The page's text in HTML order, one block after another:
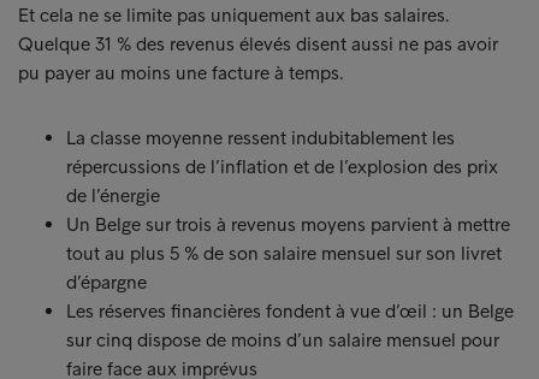
Et cela ne se limite pas uniquement aux bas salaires.
Quelque 31 % des revenus élevés disent aussi ne pas avoir
pu payer au moins une facture à temps.
La classe moyenne ressent indubitablement les
répercussions de l’inflation et de l’explosion des prix
de l’énergie
Un Belge sur trois à revenus moyens parvient à mettre
tout au plus 5 % de son salaire mensuel sur son livret
d’épargne
Les réserves financières fondent à vue d’œil : un Belge
sur cinq dispose de moins d’un salaire mensuel pour
faire face aux imprévus